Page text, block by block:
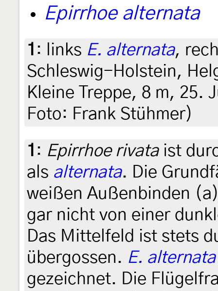
Epirrhoe alternata
1 : links E. alternata,
Schleswig-Holstein,
Kleine Treppe, 8 m, 25.
Foto: Frank Stühmer)
1 : Epirrhoe rivataist
als alternata. Die
weißen Außenbinden
gar nicht von einer
Das Mittelfeld ist stets
übergossen. E. alternata
gezeichnet. Die